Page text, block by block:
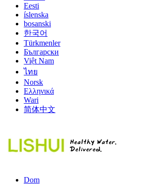
Eesti
íslenska
bosanski
한국어
Türkmenler
Български
Việt Nam
ไทย
Norsk
Ελληνικά
Wari
简体中文
Dom